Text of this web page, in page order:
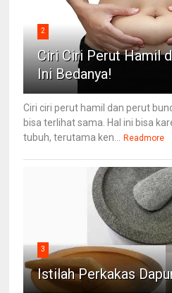
2
Ciri Ciri Perut Hamil
Ini Bedanya!
Ciri ciri perut hamil dan perut
bisa terlihat sama. Hal ini bisa
tubuh, terutama ken...
Readmore
3
Istilah Perkakas